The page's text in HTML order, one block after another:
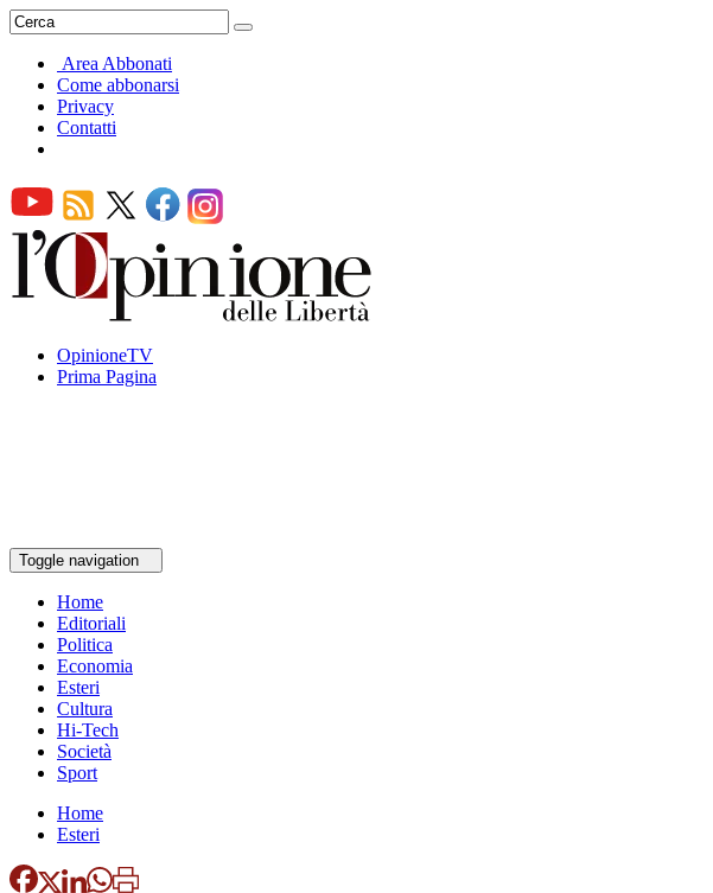
Area Abbonati
Come abbonarsi
Privacy
Contatti
OpinioneTV
Prima Pagina
Toggle navigation
Home
Editoriali
Politica
Economia
Esteri
Cultura
Hi-Tech
Società
Sport
Home
Esteri